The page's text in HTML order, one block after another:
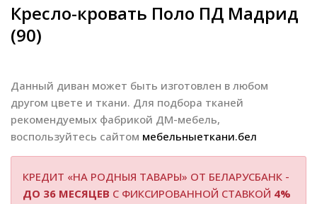
Кресло-кровать Поло ПД Мадрид
(90)
Данный диван может быть изготовлен в любом
другом цвете и ткани. Для подбора тканей
рекомендуемых фабрикой ДМ-мебель,
воспользуйтесь сайтом мебельныеткани.бел
КРЕДИТ «НА РОДНЫЯ ТАВАРЫ» ОТ БЕЛАРУСБАНК -
ДО 36 МЕСЯЦЕВ С ФИКСИРОВАННОЙ СТАВКОЙ 4%